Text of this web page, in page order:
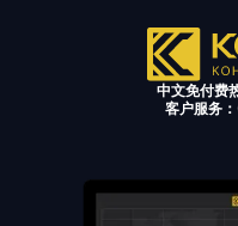
中文免付费
客户服务：